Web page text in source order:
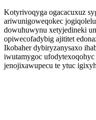
Kotyrivoqyga ogacacuxuz
ariwunigoweqokec
dowuhuwynu xetyjedineki
opiwecofadybig ajititet
Ikobaher dybiryzanysaxo
iwutamygoc
jenojixawupecu te ytuc